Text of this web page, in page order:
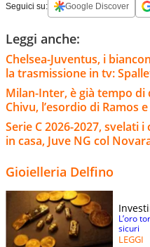
Seguici su: Google Discover
Leggi anche:
Chelsea-Juventus, i
la trasmissione in tv:
Milan-Inter, è già tempo
Chivu, l’esordio di Ramos
Serie C 2026-2027, svelati
in casa, Juve NG col
Gioielleria Delfino
L’oro
sicuri
LEGGI